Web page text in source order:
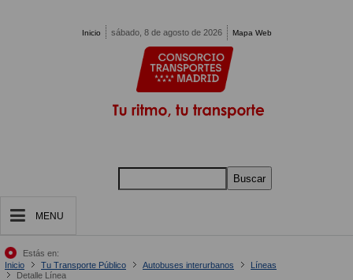
Inicio sábado, 8 de agosto de 2026 Mapa Web
Buscar
MENU
Estás en:
Inicio
Tu Transporte Público Autobuses interurbanos
Líneas
Detalle Línea